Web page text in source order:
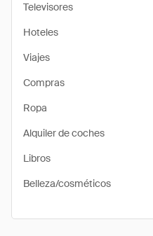
Televisores
Hoteles
Viajes
Compras
Ropa
Alquiler de coches
Libros
Belleza/cosméticos